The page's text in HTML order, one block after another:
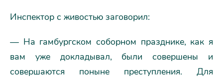
Инспектор с живостью заговорил:
— На гамбургском соборном празднике, как я
вам уже докладывал, были совершены и
совершаются поныне преступления. Для